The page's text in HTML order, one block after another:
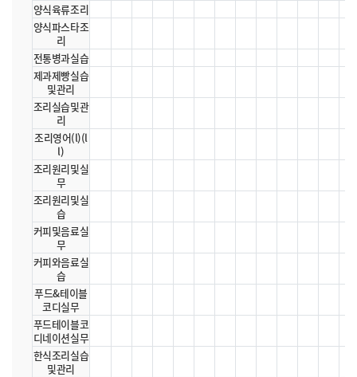
양식육류조리
양식파스타조
리
전통병과실습
제과제빵실습
및관리
조리실습및관
리
조리영어(l)(l
l)
조리원리및실
무
조리원리및실
습
커피및음료실
무
커피와음료실
습
푸드&테이블
코디실무
푸드테이블코
디네이션실무
한식조리실습
및관리